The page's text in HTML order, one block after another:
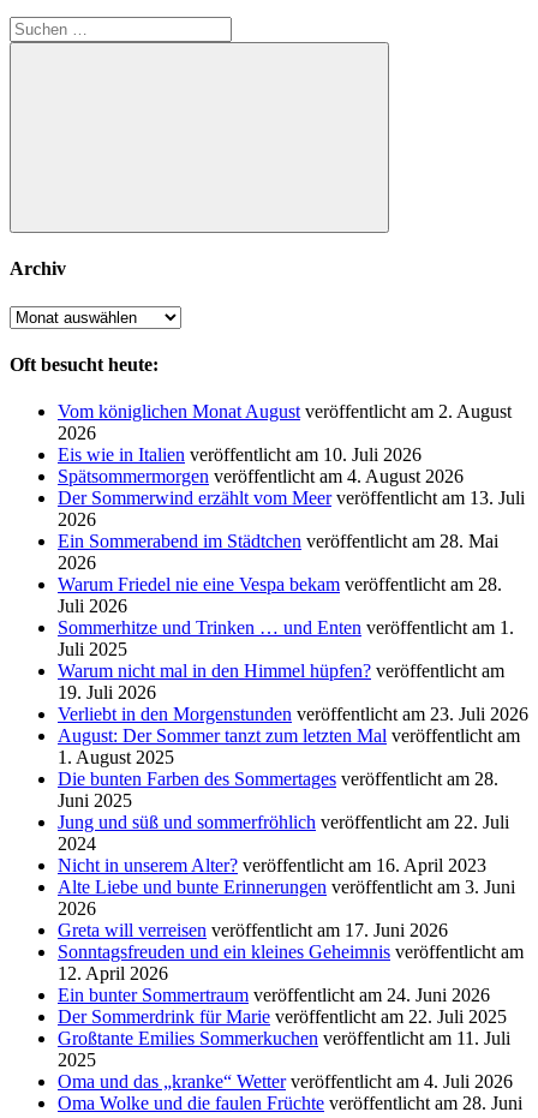
Suchen
nach:
Suchen
Archiv
Archiv
Oft besucht heute:
Vom königlichen Monat August veröffentlicht am 2. August
2026
Eis wie in Italien veröffentlicht am 10. Juli 2026
Spätsommermorgen veröffentlicht am 4. August 2026
Der Sommerwind erzählt vom Meer veröffentlicht am 13. Juli
2026
Ein Sommerabend im Städtchen veröffentlicht am 28. Mai
2026
Warum Friedel nie eine Vespa bekam veröffentlicht am 28.
Juli 2026
Sommerhitze und Trinken … und Enten veröffentlicht am 1.
Juli 2025
Warum nicht mal in den Himmel hüpfen? veröffentlicht am
19. Juli 2026
Verliebt in den Morgenstunden veröffentlicht am 23. Juli 2026
August: Der Sommer tanzt zum letzten Mal veröffentlicht am
1. August 2025
Die bunten Farben des Sommertages veröffentlicht am 28.
Juni 2025
Jung und süß und sommerfröhlich veröffentlicht am 22. Juli
2024
Nicht in unserem Alter? veröffentlicht am 16. April 2023
Alte Liebe und bunte Erinnerungen veröffentlicht am 3. Juni
2026
Greta will verreisen veröffentlicht am 17. Juni 2026
Sonntagsfreuden und ein kleines Geheimnis veröffentlicht am
12. April 2026
Ein bunter Sommertraum veröffentlicht am 24. Juni 2026
Der Sommerdrink für Marie veröffentlicht am 22. Juli 2025
Großtante Emilies Sommerkuchen veröffentlicht am 11. Juli
2025
Oma und das „kranke“ Wetter veröffentlicht am 4. Juli 2026
Oma Wolke und die faulen Früchte veröffentlicht am 28. Juni